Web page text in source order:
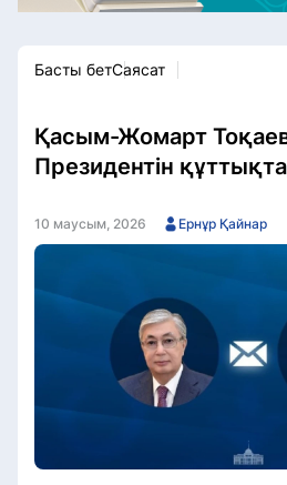
Басты бетСаясат
Қасым-Жомарт
Президентін
10 маусым, 2026 Ернұр Қайнар